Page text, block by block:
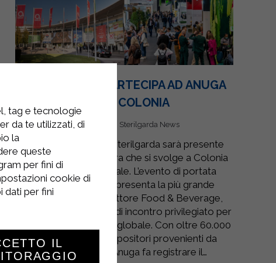
STERILGARDA PARTECIPA AD ANUGA
2023 – COLONIA
Eventi e Fiere Sterilgarda News
Dal 7 all’11 Ottobre Sterilgarda sarà presente
ad Anuga 2023, la Fiera che si svolge a Colonia
con cadenza biennale. L’evento di portata
internazionale, rappresenta la più grande
esposizione per il settore Food & Beverage,
costituendo un punto di incontro privilegiato per
la domanda e l’offerta globale. Con oltre 60.000
visitatori e 7.500 espositori provenienti da
oltre 100 Paesi, Anuga fa registrare il…
tag e tecnologie
da te utilizzati, di
la
queste
per fini di
cookie di
dati per fini
IL